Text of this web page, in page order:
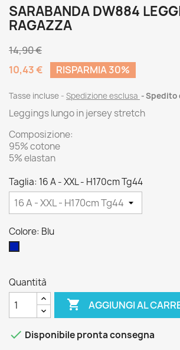
SARABANDA DW884
RAGAZZA
14,90 €
10,43 €
RISPARMIA 30%
Tasse incluse Spedizione esclusa Spedito
Leggings lungo in jersey stretch
Composizione:
95% cotone
5% elastan
Taglia: 16 A - XXL - H170cm Tg44
Colore: Blu
Quantità
 AGGIUNGI AL
 Disponibile pronta consegna